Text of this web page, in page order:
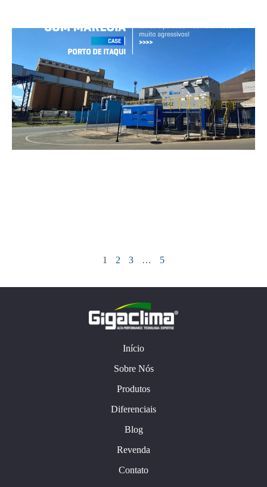
1 2 3 … 5
Início
Sobre Nós
Produtos
Diferenciais
Blog
Revenda
Contato